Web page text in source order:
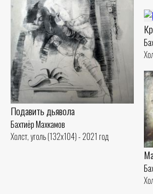
Подавить дьявола
Бахтиёр Махкамов
Холст, уголь (132x104) - 2021 год